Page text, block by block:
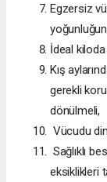
Egzersiz
İdeal kiloda
Kış
gerekli
dönülmeli,
Vücudu
Sağlıklı
eksiklikleri